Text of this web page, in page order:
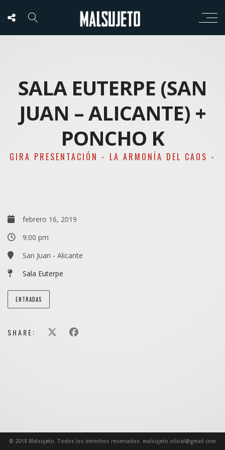
SALA EUTERPE (SAN
JUAN – ALICANTE) +
PONCHO K
GIRA PRESENTACIÓN - LA ARMONÍA DEL CAOS -
febrero 16, 2019
9:00 pm
San Juan - Alicante
Sala Euterpe
ENTRADAS
SHARE:
© 2018 Malsujeto. Todos los derechos reservados. malsujeto.oficial@gmail.com